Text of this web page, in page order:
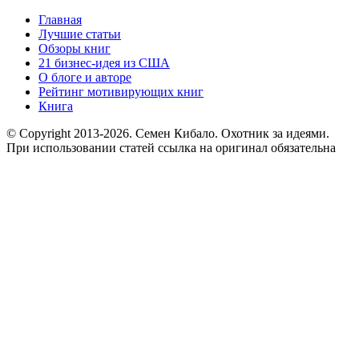
Главная
Лучшие статьи
Обзоры книг
21 бизнес-идея из США
О блоге и авторе
Рейтинг мотивирующих книг
Книга
© Copyright 2013-2026. Семен Кибало. Охотник за идеями.
При использовании статей ссылка на оригинал обязательна